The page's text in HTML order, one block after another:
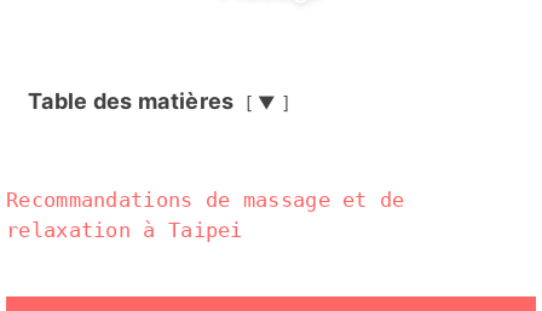
Table des matières ▼
Recommandations de massage et de
relaxation à Taipei